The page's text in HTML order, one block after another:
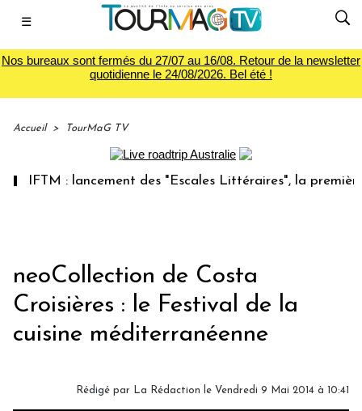
☰
Nos bureaux sont fermés du 27/07 au 16/08. Retour de la newsletter
quotidienne le 24/08/2026. Bel été !
Accueil > TourMaG TV
IFTM : lancement des "Escales Littéraires", la première
neoCollection de Costa
Croisières : le Festival de la
cuisine méditerranéenne
Rédigé par La Rédaction le Vendredi 9 Mai 2014 à 10:41